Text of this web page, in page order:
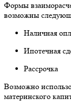
Формы
возможны
Наличная
Ипотечная
Рассрочка
Возможно
материнского